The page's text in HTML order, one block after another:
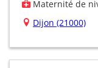
Maternité de
Dijon (21000)